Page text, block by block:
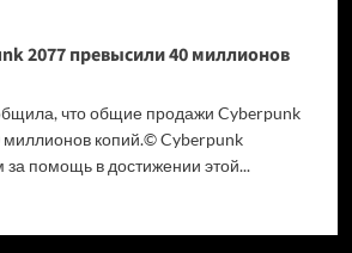
2077 превысили 40 миллионов
что общие продажи Cyberpunk
копий.© Cyberpunk
помощь в достижении этой...